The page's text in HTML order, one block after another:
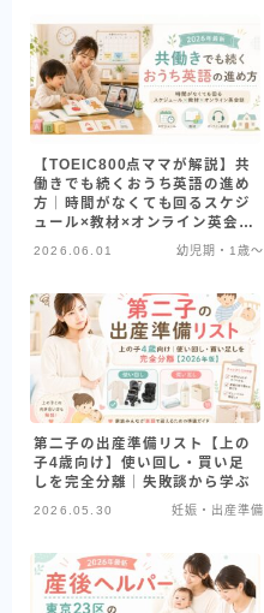
【TOEIC800点ママが解説】共
働きでも続くおうち英語の進め
方｜時間がなくても回るスケジ
ュール×教材×オンライン英会話
2026.06.01 幼児期・1歳〜
第二子の出産準備リスト【上の
子4歳向け】使い回し・買い足
しを完全分離｜失敗談から学ぶ
2026.05.30 妊娠・出産準備